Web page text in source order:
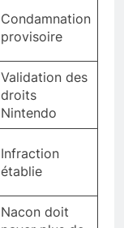
Condamnation
provisoire
Validation des
droits
Nintendo
Infraction
établie
Nacon doit